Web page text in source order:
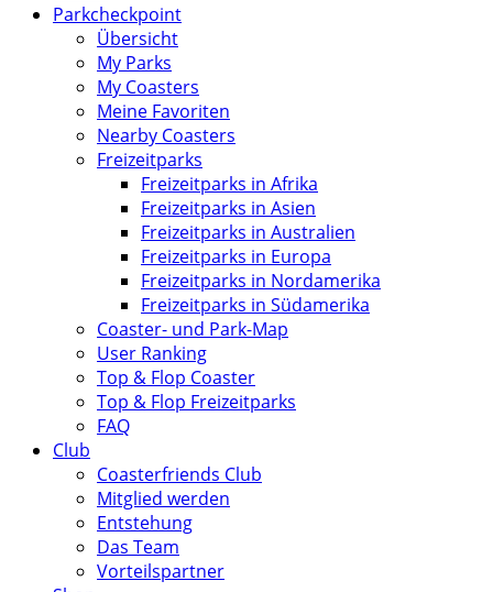
Parkcheckpoint
Übersicht
My Parks
My Coasters
Meine Favoriten
Nearby Coasters
Freizeitparks
Freizeitparks in Afrika
Freizeitparks in Asien
Freizeitparks in Australien
Freizeitparks in Europa
Freizeitparks in Nordamerika
Freizeitparks in Südamerika
Coaster- und Park-Map
User Ranking
Top & Flop Coaster
Top & Flop Freizeitparks
FAQ
Club
Coasterfriends Club
Mitglied werden
Entstehung
Das Team
Vorteilspartner